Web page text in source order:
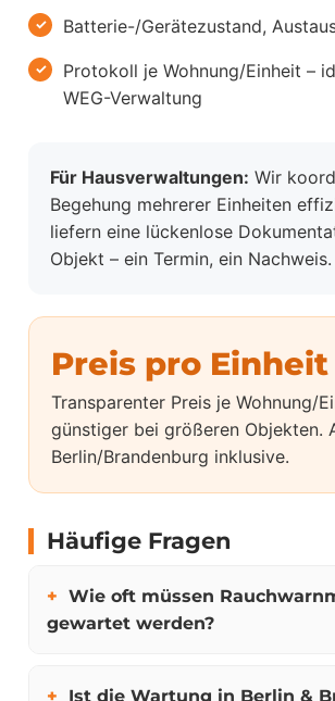
Batterie-/Gerätezustand,
Protokoll je Wohnung/Einheit –
WEG-Verwaltung
Für Hausverwaltungen: Wir
Begehung mehrerer Einheiten
liefern eine lückenlose
Objekt – ein Termin, ein Nachweis.
Preis pro Einheit
Transparenter Preis je Wohnung/
günstiger bei größeren Objekten.
Berlin/Brandenburg inklusive.
Häufige Fragen
Wie oft müssen
gewartet werden?
Ist die Wartung in Berlin &